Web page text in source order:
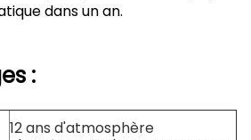
dans un an.
:
12 ans d'atmosphère